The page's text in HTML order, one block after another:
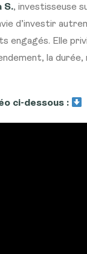
S., investisseuse
d’investir
Elle
la durée,
ci-dessous :